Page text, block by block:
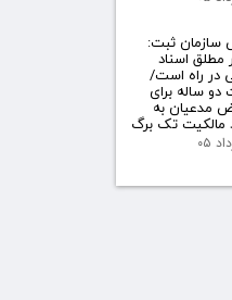
سازمان ثبت:
مطلق اسناد
در راه است/
دو ساله برای
مدعیان به
مالکیت تک برگ